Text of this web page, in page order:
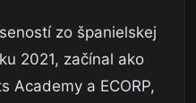
zo španielskej
2021, začínal ako
Academy a ECORP,